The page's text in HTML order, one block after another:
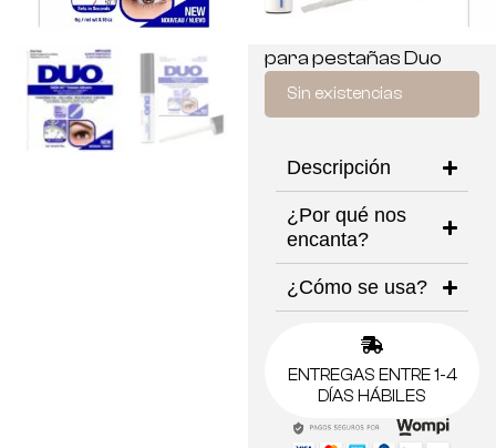
pestañas más vendido
del mundo, el adhesivo
para pestañas Duo
Sin existencias
Descripción
¿Por qué nos
encanta?
¿Cómo se usa?
ENTREGAS ENTRE 1-4
DÍAS HÁBILES